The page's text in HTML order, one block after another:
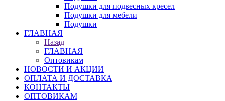
Подушки для подвесных кресел
Подушки для мебели
Подушки
ГЛАВНАЯ
Назад
ГЛАВНАЯ
Оптовикам
НОВОСТИ И АКЦИИ
ОПЛАТА И ДОСТАВКА
КОНТАКТЫ
ОПТОВИКАМ